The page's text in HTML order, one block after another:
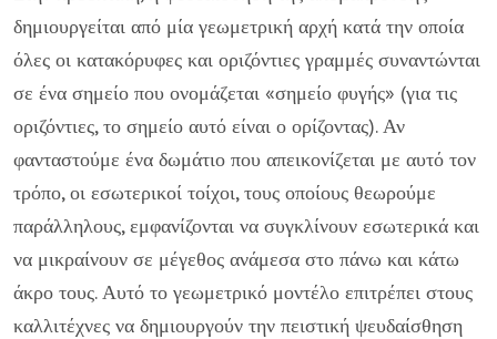
δημιουργείται από μία γεωμετρική αρχή κατά την οποία
όλες οι κατακόρυφες και οριζόντιες γραμμές συναντώνται
σε ένα σημείο που ονομάζεται «σημείο φυγής» (για τις
οριζόντιες, το σημείο αυτό είναι ο ορίζοντας). Αν
φανταστούμε ένα δωμάτιο που απεικονίζεται με αυτό τον
τρόπο, οι εσωτερικοί τοίχοι, τους οποίους θεωρούμε
παράλληλους, εμφανίζονται να συγκλίνουν εσωτερικά και
να μικραίνουν σε μέγεθος ανάμεσα στο πάνω και κάτω
άκρο τους. Αυτό το γεωμετρικό μοντέλο επιτρέπει στους
καλλιτέχνες να δημιουργούν την πειστική ψευδαίσθηση